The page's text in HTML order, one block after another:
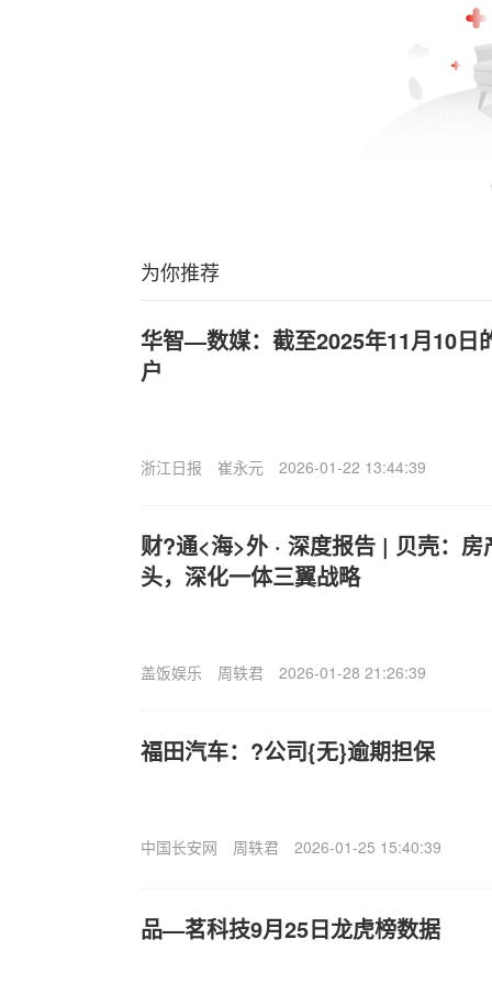
为你推荐
华智—数媒：截至2025年11月10日
户
浙江日报 崔永元 2026-01-22 13:44:39
财?通<海>外 · 深度报告 | 贝壳：
头，深化一体三翼战略
盖饭娱乐 周轶君 2026-01-28 21:26:39
福田汽车：?公司{无}逾期担保
中国长安网 周轶君 2026-01-25 15:40:39
品—茗科技9月25日龙虎榜数据